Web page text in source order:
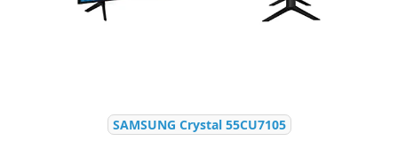
SAMSUNG Crystal 55CU7105